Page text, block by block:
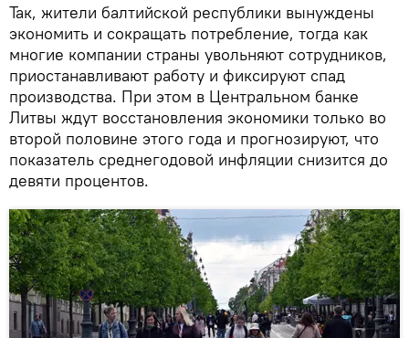
Так, жители балтийской республики вынуждены
экономить и сокращать потребление, тогда как
многие компании страны увольняют сотрудников,
приостанавливают работу и фиксируют спад
производства. При этом в Центральном банке
Литвы ждут восстановления экономики только во
второй половине этого года и прогнозируют, что
показатель среднегодовой инфляции снизится до
девяти процентов.